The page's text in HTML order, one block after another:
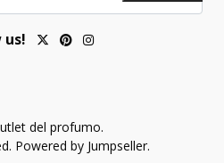
us!
del profumo.
Powered by Jumpseller.